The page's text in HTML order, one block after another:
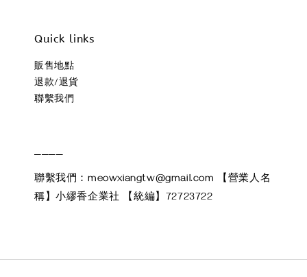
Quick links
販售地點
退款/退貨
聯繫我們
聯繫我們：meowxiangtw@gmail.com 【營業人名
稱】小繆香企業社 【統編】72723722